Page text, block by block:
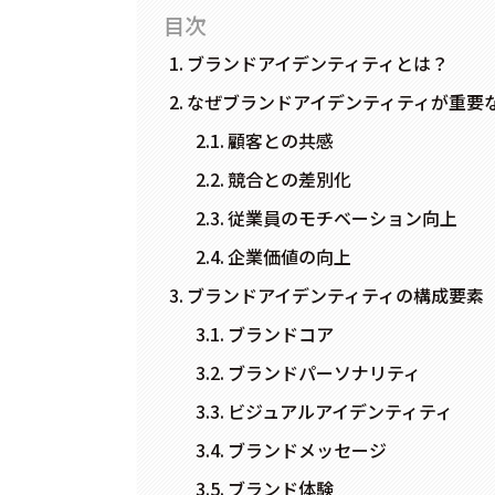
目次
ブランドアイデンティティとは？
なぜブランドアイデンティティが重要
顧客との共感
競合との差別化
従業員のモチベーション向上
企業価値の向上
ブランドアイデンティティの構成要素
ブランドコア
ブランドパーソナリティ
ビジュアルアイデンティティ
ブランドメッセージ
ブランド体験